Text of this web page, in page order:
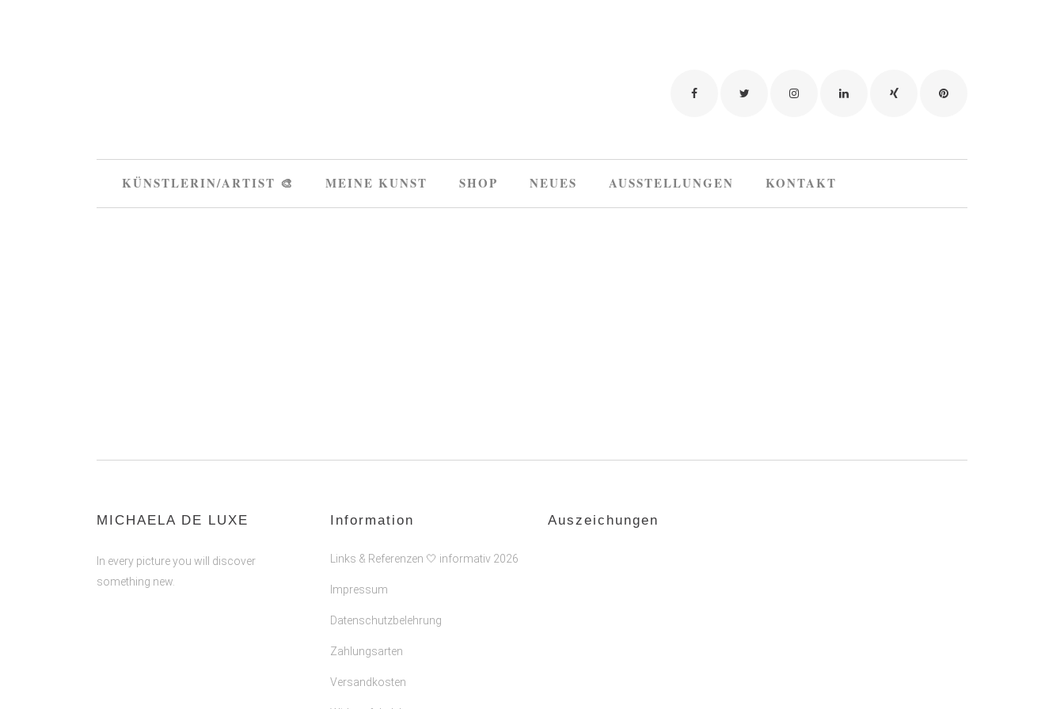
KÜNSTLERIN/ARTIST 🎨 MEINE KUNST SHOP NEUES AUSSTELLUNGEN KONTAKT
MICHAELA DE LUXE
In every picture you will discover
something new.
Information
Links & Referenzen 🤍 informativ 2026
Impressum
Datenschutzbelehrung
Zahlungsarten
Versandkosten
Auszeichungen